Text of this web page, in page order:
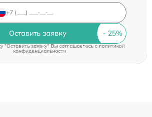
Оставить заявку
"Оставить заявку" Вы соглашаетесь cполитикой
конфиденциальности